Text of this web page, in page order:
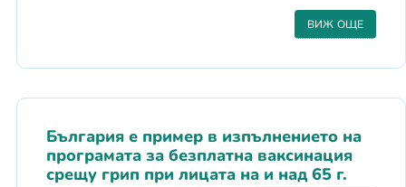
ВИЖ ОЩЕ
България е пример в изпълнението на
програмата за безплатна ваксинация
срещу грип при лицата на и над 65 г.